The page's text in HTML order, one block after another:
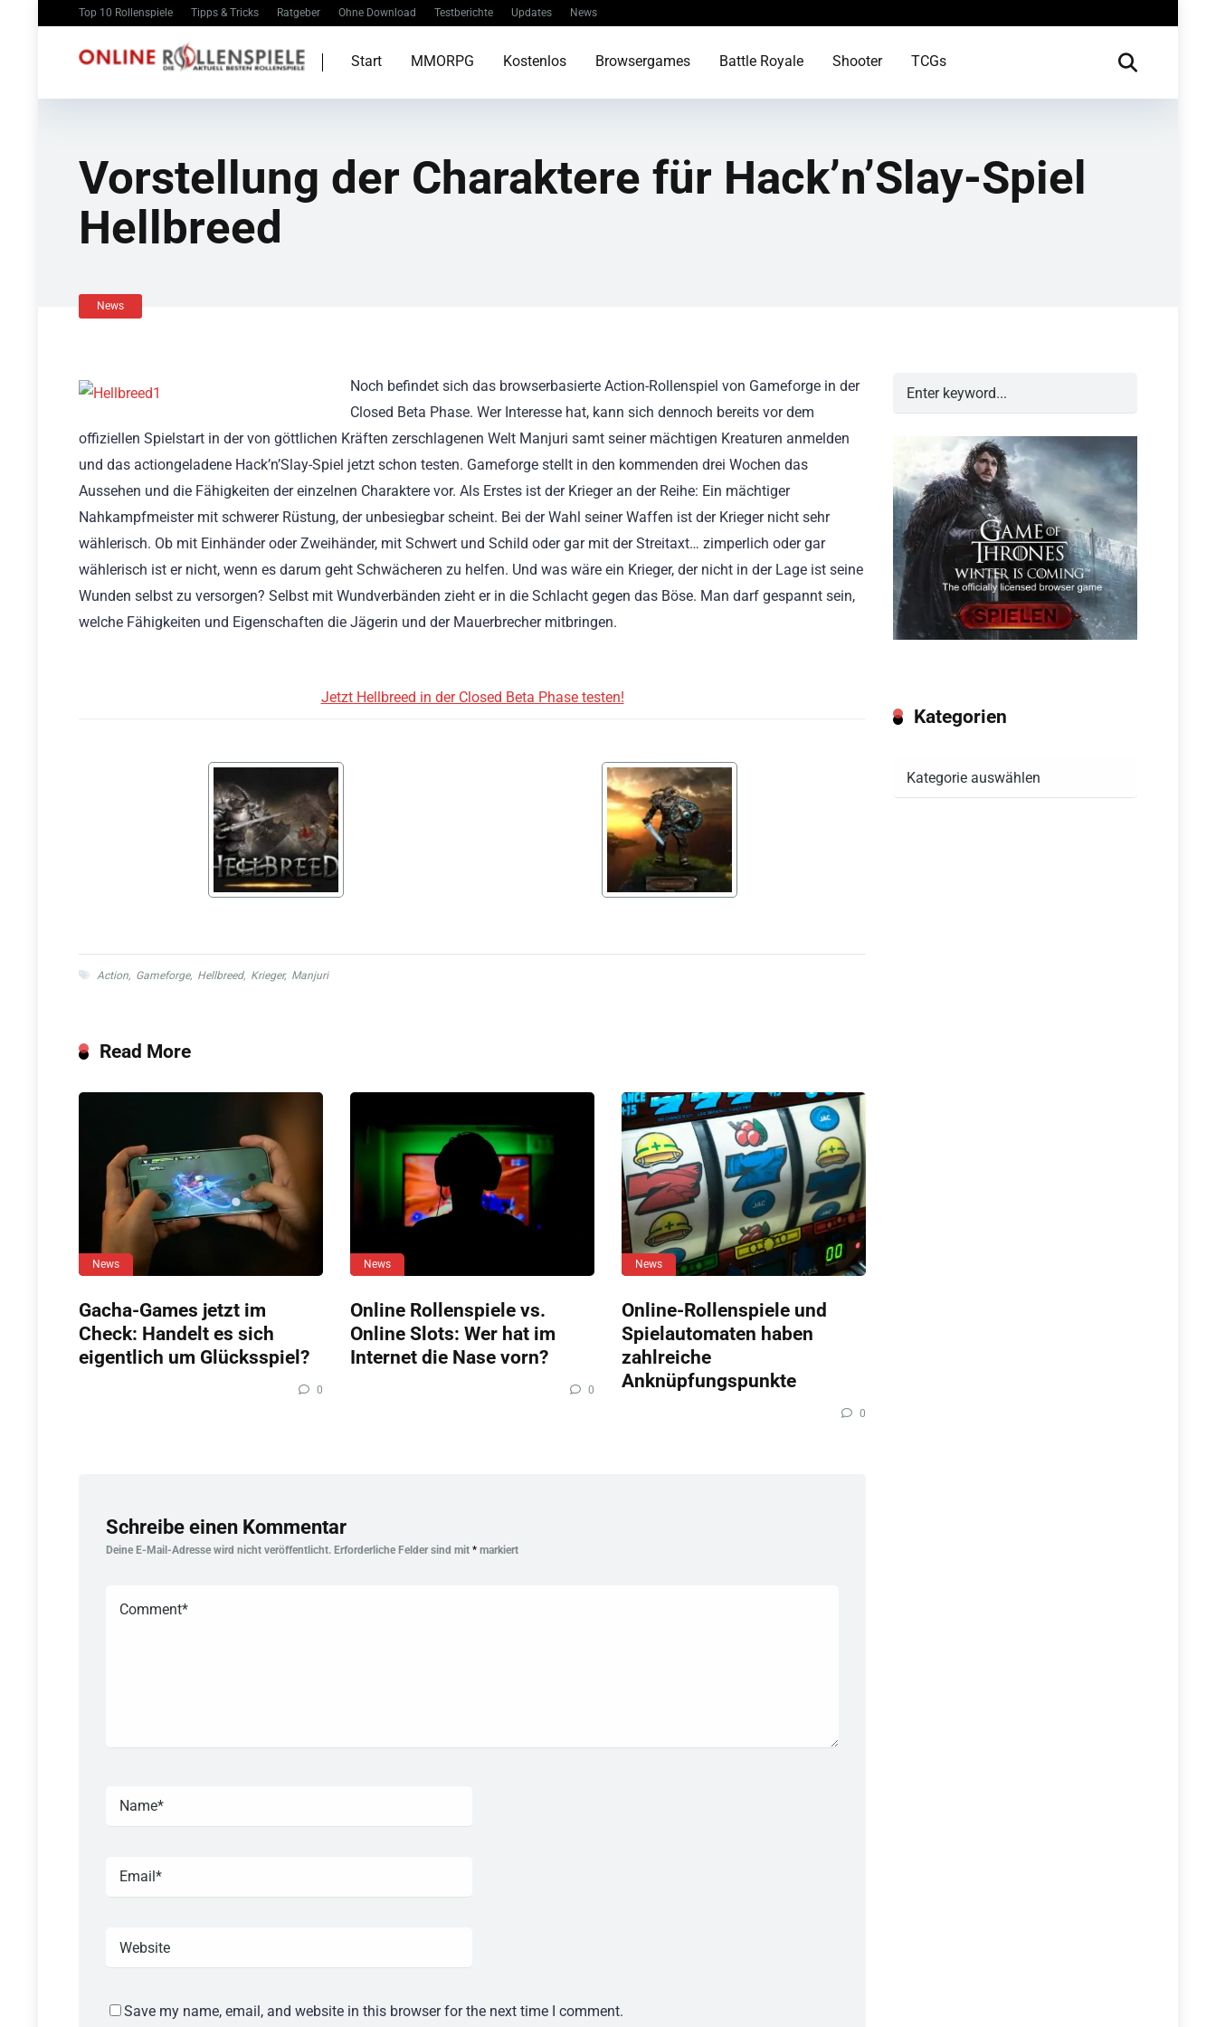
Top 10 Rollenspiele Tipps & Tricks Ratgeber Ohne Download Testberichte Updates News
Start MMORPG Kostenlos Browsergames Battle Royale Shooter TCGs
Vorstellung der Charaktere für Hack’n’Slay-Spiel
Hellbreed
News
Noch befindet sich das browserbasierte Action-Rollenspiel von Gameforge in der
Closed Beta Phase. Wer Interesse hat, kann sich dennoch bereits vor dem
offiziellen Spielstart in der von göttlichen Kräften zerschlagenen Welt Manjuri samt seiner mächtigen Kreaturen anmelden
und das actiongeladene Hack’n’Slay-Spiel jetzt schon testen. Gameforge stellt in den kommenden drei Wochen das
Aussehen und die Fähigkeiten der einzelnen Charaktere vor. Als Erstes ist der Krieger an der Reihe: Ein mächtiger
Nahkampfmeister mit schwerer Rüstung, der unbesiegbar scheint. Bei der Wahl seiner Waffen ist der Krieger nicht sehr
wählerisch. Ob mit Einhänder oder Zweihänder, mit Schwert und Schild oder gar mit der Streitaxt… zimperlich oder gar
wählerisch ist er nicht, wenn es darum geht Schwächeren zu helfen. Und was wäre ein Krieger, der nicht in der Lage ist seine
Wunden selbst zu versorgen? Selbst mit Wundverbänden zieht er in die Schlacht gegen das Böse. Man darf gespannt sein,
welche Fähigkeiten und Eigenschaften die Jägerin und der Mauerbrecher mitbringen.
Jetzt Hellbreed in der Closed Beta Phase testen!
Action, Gameforge, Hellbreed, Krieger, Manjuri
Read More
News
Gacha-Games jetzt im
Check: Handelt es sich
eigentlich um Glücksspiel?
0
News
Online Rollenspiele vs.
Online Slots: Wer hat im
Internet die Nase vorn?
0
News
Online-Rollenspiele und
Spielautomaten haben
zahlreiche
Anknüpfungspunkte
0
Schreibe einen Kommentar
Deine E-Mail-Adresse wird nicht veröffentlicht. Erforderliche Felder sind mit * markiert
Save my name, email, and website in this browser for the next time I comment.
Kategorien